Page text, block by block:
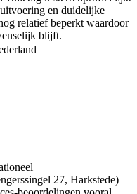
en duidelijke
relatief beperkt waardoor
blijft.
27, Harkstede)